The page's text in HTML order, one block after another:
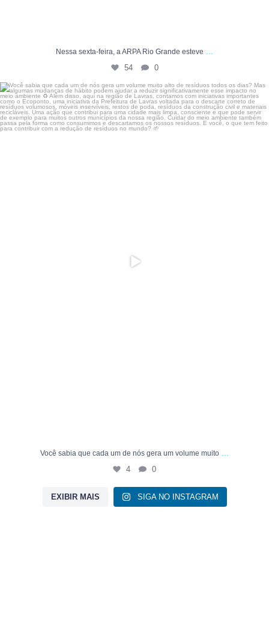
Nessa sexta-feira, a ARPA Rio Grande esteve
54 0
Você sabia que cada um de nós gera um volume muito...
4 0
Você sabia que cada um de nós gera um volume muito
4 0
EXIBIR MAIS SIGA NO INSTAGRAM